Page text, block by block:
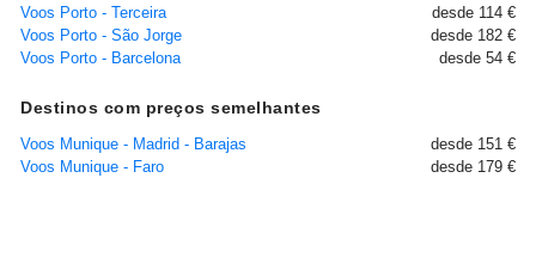
Voos Porto - Terceira
desde 114 €
Voos Porto - São Jorge
desde 182 €
Voos Porto - Barcelona
desde 54 €
Destinos com preços semelhantes
Voos Munique - Madrid - Barajas
desde 151 €
Voos Munique - Faro
desde 179 €